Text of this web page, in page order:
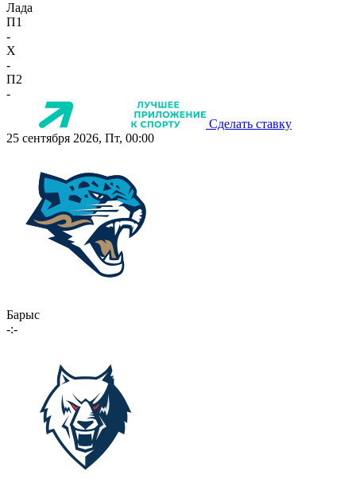
Лада
П1
-
X
-
П2
-
Сделать ставку
25 сентября 2026, Пт, 00:00
Барыс
-:-